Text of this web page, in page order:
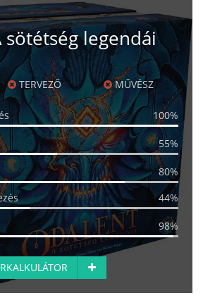
sötétség legendái
TERVEZŐ MŰVÉSZ
100%
55%
80%
44%
98%